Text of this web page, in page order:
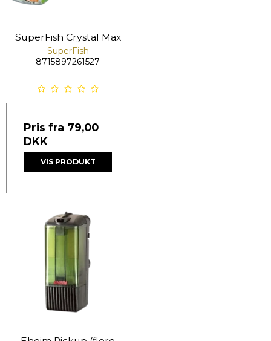
SuperFish Crystal Max
SuperFish
8715897261527
Pris fra 79,00
DKK
VIS PRODUKT